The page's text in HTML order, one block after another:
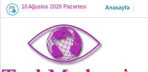
10 Ağustos 2026 Pazartesi Anasayfa